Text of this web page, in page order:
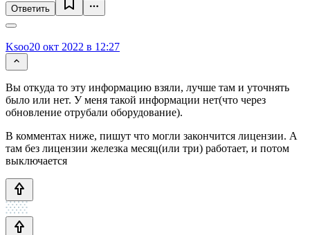
Ответить
Ksoo20 окт 2022 в 12:27
Вы откуда то эту информацию взяли, лучше там и уточнять
было или нет. У меня такой информации нет(что через
обновление отрубали оборудование).
В комментах ниже, пишут что могли закончится лицензии. А
там без лицензии железка месяц(или три) работает, и потом
выключается